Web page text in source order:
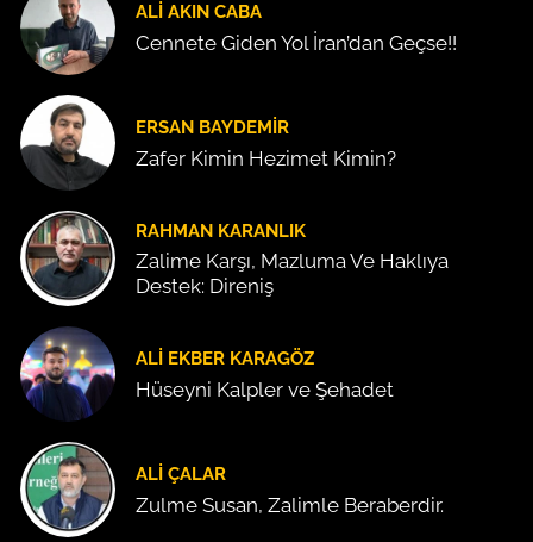
ALI AKIN CABA
Cennete Giden Yol İran’dan Geçse!!
ERSAN BAYDEMIR
Zafer Kimin Hezimet Kimin?
RAHMAN KARANLIK
Zalime Karşı, Mazluma Ve Haklıya
Destek: Direniş
ALI EKBER KARAGÖZ
Hüseyni Kalpler ve Şehadet
ALI ÇALAR
Zulme Susan, Zalimle Beraberdir.